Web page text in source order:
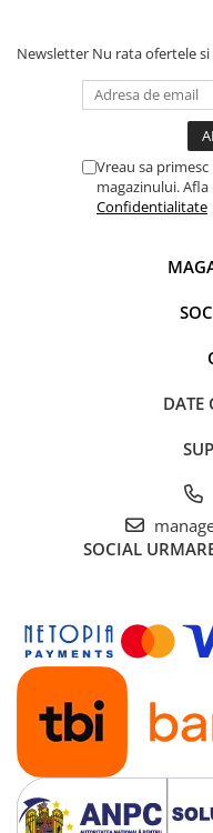
Newsletter Nu rata ofertele
Vreau sa
magazinului.
Confidentialitate
DATE
SOCIAL